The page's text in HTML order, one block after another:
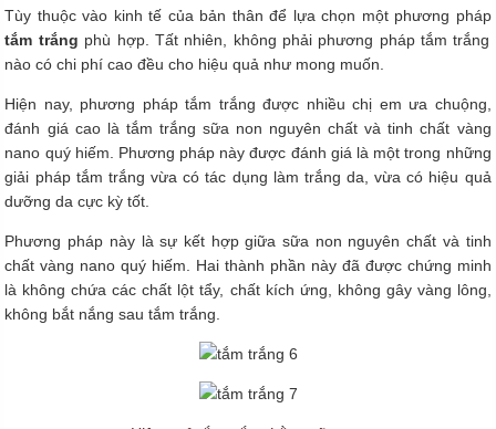
Tùy thuộc vào kinh tế của bản thân để lựa chọn một phương pháp
tắm trắng phù hợp. Tất nhiên, không phải phương pháp tắm trắng
nào có chi phí cao đều cho hiệu quả như mong muốn.
Hiện nay, phương pháp tắm trắng được nhiều chị em ưa chuộng,
đánh giá cao là tắm trắng sữa non nguyên chất và tinh chất vàng
nano quý hiếm. Phương pháp này được đánh giá là một trong những
giải pháp tắm trắng vừa có tác dụng làm trắng da, vừa có hiệu quả
dưỡng da cực kỳ tốt.
Phương pháp này là sự kết hợp giữa sữa non nguyên chất và tinh
chất vàng nano quý hiếm. Hai thành phần này đã được chứng minh
là không chứa các chất lột tẩy, chất kích ứng, không gây vàng lông,
không bắt nắng sau tắm trắng.